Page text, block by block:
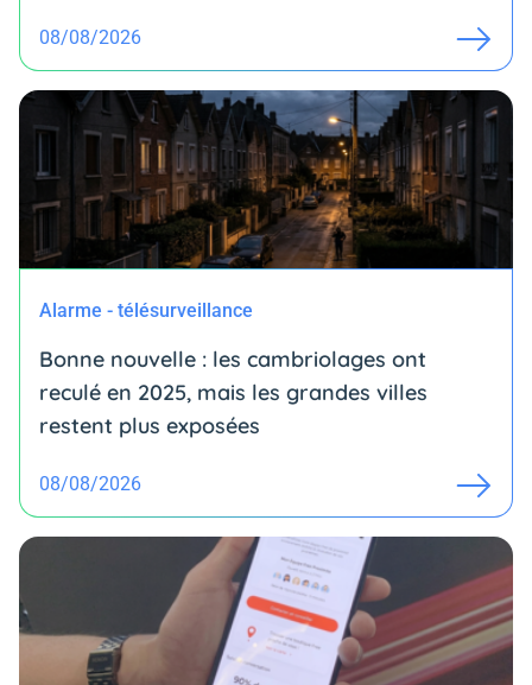
08/08/2026
Alarme - télésurveillance
Bonne nouvelle : les cambriolages ont
reculé en 2025, mais les grandes villes
restent plus exposées
08/08/2026